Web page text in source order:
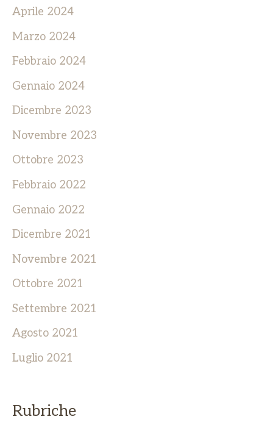
Aprile 2024
Marzo 2024
Febbraio 2024
Gennaio 2024
Dicembre 2023
Novembre 2023
Ottobre 2023
Febbraio 2022
Gennaio 2022
Dicembre 2021
Novembre 2021
Ottobre 2021
Settembre 2021
Agosto 2021
Luglio 2021
Rubriche